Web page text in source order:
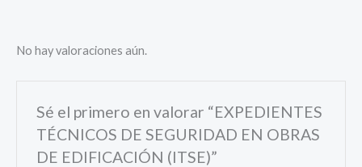
No hay valoraciones aún.
Sé el primero en valorar “EXPEDIENTES
TÉCNICOS DE SEGURIDAD EN OBRAS
DE EDIFICACIÓN (ITSE)”